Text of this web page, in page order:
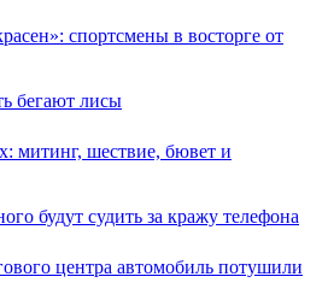
спортсмены в восторге от
бегают лисы
митинг, шествие, бювет и
будут судить за кражу телефона
центра автомобиль потушили